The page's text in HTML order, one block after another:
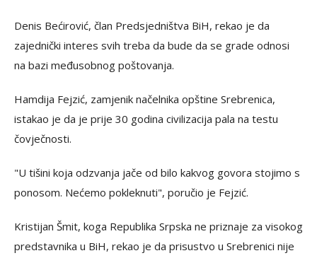
Denis Bećirović, član Predsjedništva BiH, rekao je da
zajednički interes svih treba da bude da se grade odnosi
na bazi međusobnog poštovanja.
Hamdija Fejzić, zamjenik načelnika opštine Srebrenica,
istakao je da je prije 30 godina civilizacija pala na testu
čovječnosti.
"U tišini koja odzvanja jače od bilo kakvog govora stojimo s
ponosom. Nećemo pokleknuti", poručio je Fejzić.
Kristijan Šmit, koga Republika Srpska ne priznaje za visokog
predstavnika u BiH, rekao je da prisustvo u Srebrenici nije